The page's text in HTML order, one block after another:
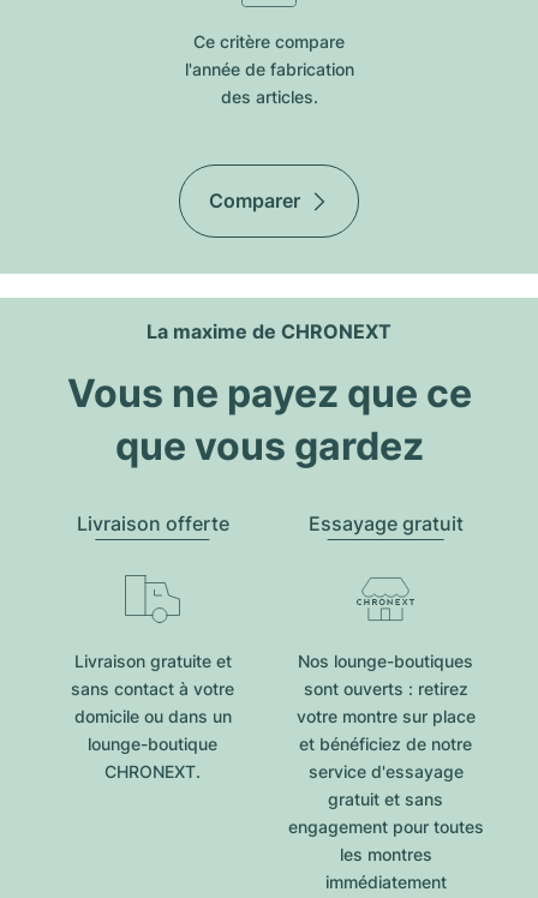
Ce critère compare
l'année de fabrication
des articles.
Comparer
La maxime de CHRONEXT
Vous ne payez que ce
que vous gardez
Livraison offerte
Livraison gratuite et
sans contact à votre
domicile ou dans un
lounge-boutique
CHRONEXT.
Essayage gratuit
Nos lounge-boutiques
sont ouverts : retirez
votre montre sur place
et bénéficiez de notre
service d'essayage
gratuit et sans
engagement pour toutes
les montres
immédiatement